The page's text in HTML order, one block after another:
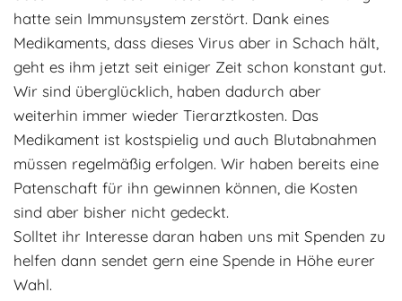
hatte sein Immunsystem zerstört. Dank eines
Medikaments, dass dieses Virus aber in Schach hält,
geht es ihm jetzt seit einiger Zeit schon konstant gut.
Wir sind überglücklich, haben dadurch aber
weiterhin immer wieder Tierarztkosten. Das
Medikament ist kostspielig und auch Blutabnahmen
müssen regelmäßig erfolgen. Wir haben bereits eine
Patenschaft für ihn gewinnen können, die Kosten
sind aber bisher nicht gedeckt.
Solltet ihr Interesse daran haben uns mit Spenden zu
helfen dann sendet gern eine Spende in Höhe eurer
Wahl.